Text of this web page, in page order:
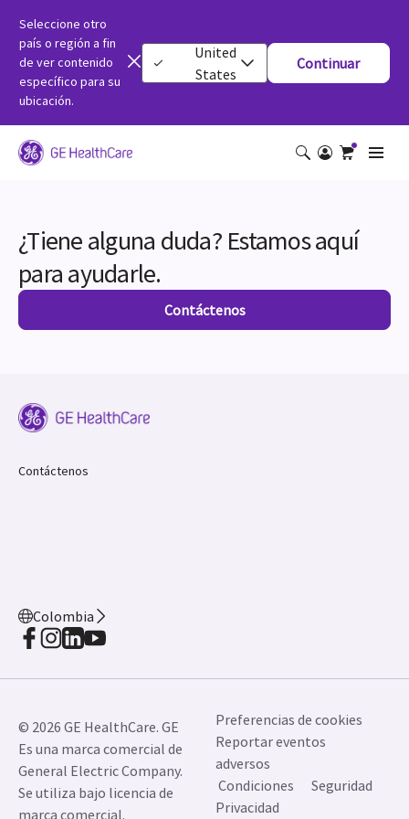
Seleccione otro
país o región a fin
de ver contenido
específico para su
ubicación.
United
States
Continuar
¿Tiene alguna duda? Estamos aquí
para ayudarle.
Contáctenos
Contáctenos
Colombia
© 2026 GE HealthCare. GE
Es una marca comercial de
General Electric Company.
Se utiliza bajo licencia de
marca comercial.
Preferencias de cookies
Reportar eventos
adversos
Condiciones
Seguridad
Privacidad